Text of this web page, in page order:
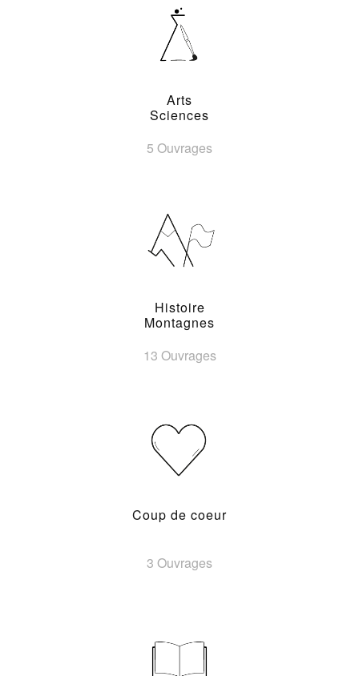
Arts
Sciences
5 Ouvrages
Histoire
Montagnes
13 Ouvrages
Coup de coeur
3 Ouvrages